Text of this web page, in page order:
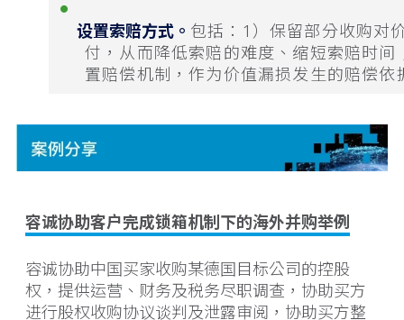
设置索赔方式。 包括：1）保留部分收购对
付，从而降低索赔的难度、缩短索赔时
置赔偿机制，作为价值漏损发生的赔偿依
容诚协助客户完成锁箱机制下的海外并购举例
容诚协助中国买家收购某德国目标公司的控股
权，提供运营、财务及税务尽职调查，协助买方
进行股权收购协议谈判及泄露审阅，协助买方整